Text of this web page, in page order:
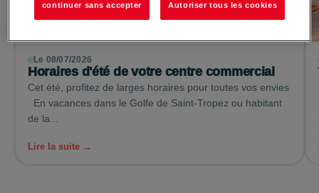
Le 08/07/2026
Horaires d'été de votre centre commercial
Cet été, profitez de larges horaires pour toutes vos envies
En vacances dans le Golfe de Saint-Tropez ou habitant
de la...
Lire la suite →
continuer sans accepter Autoriser tous les cookies